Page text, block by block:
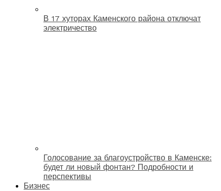
В 17 хуторах Каменского района отключат
электричество
Голосование за благоустройство в Каменске:
будет ли новый фонтан? Подробности и
перспективы
Бизнес